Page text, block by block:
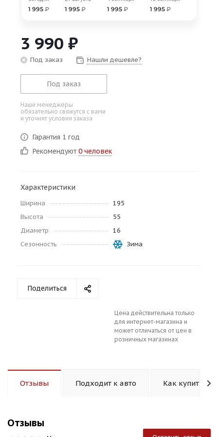
об оплате Плайтом
Остались вопросы?
8 800 302-02-51
1 995 ₽ 1 995₽ 1 995 ₽ 1 995 ₽
3 990 ₽
Под заказ Нашли дешевле?
Под заказ
Наши менеджеры
обязательно свяжутся с вами
и уточнят условия заказа
Гарантия 1 год
Рекомендуют 0 человек
Характеристики
Ширина
195
Высота
55
Диаметр
16
Сезонность
Зима
Поделиться
Цена действительна только
для интернет-магазина и
может отличаться от цен в
розничных магазинах
Отзывы Подходит к авто Как купить
Отзывы